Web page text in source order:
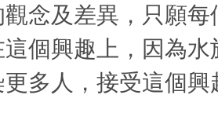
念及差異，只願
個興趣上，因為
更多人，接受這個